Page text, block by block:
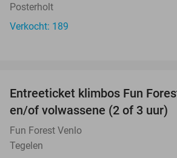
Posterholt
Verkocht: 189
Entreeticket klimbos Fun
en/of volwassene (2 of 3 uur)
Fun Forest Venlo
Tegelen